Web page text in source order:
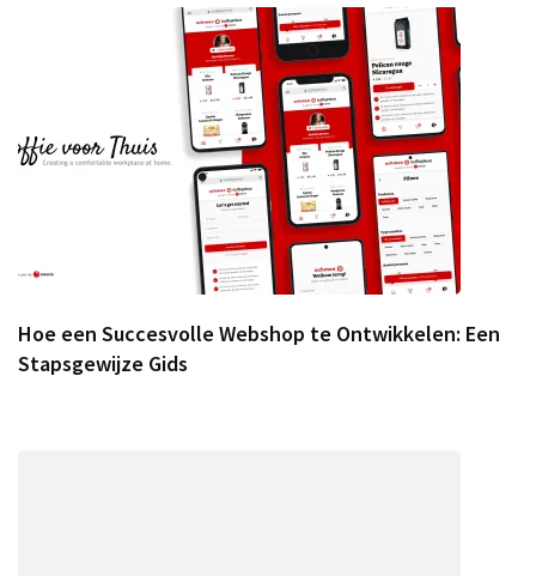
Hoe een Succesvolle Webshop te Ontwikkelen: Een
Stapsgewijze Gids